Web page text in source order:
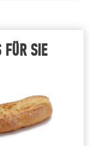
FÜR SIE